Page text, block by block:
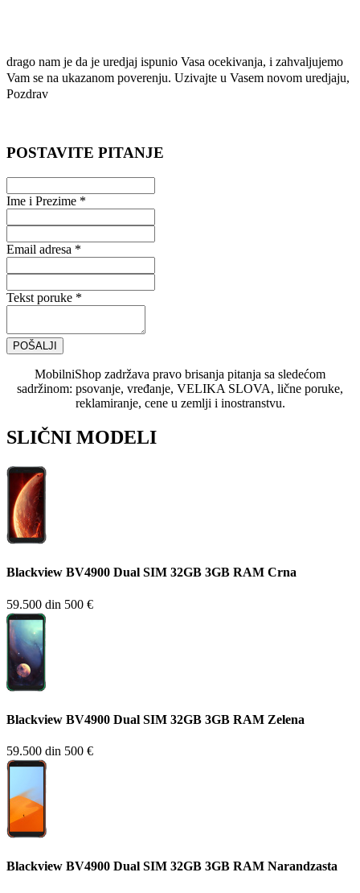
drago nam je da je uredjaj ispunio Vasa ocekivanja, i zahvaljujemo
Vam se na ukazanom poverenju. Uzivajte u Vasem novom uredjaju,
Pozdrav
POSTAVITE PITANJE
Ime i Prezime *
Email adresa *
Tekst poruke *
POŠALJI
MobilniShop zadržava pravo brisanja pitanja sa sledećom
sadržinom: psovanje, vređanje, VELIKA SLOVA, lične poruke,
reklamiranje, cene u zemlji i inostranstvu.
SLIČNI MODELI
Blackview BV4900 Dual SIM 32GB 3GB RAM Crna
59.500 din 500 €
Blackview BV4900 Dual SIM 32GB 3GB RAM Zelena
59.500 din 500 €
Blackview BV4900 Dual SIM 32GB 3GB RAM Narandzasta